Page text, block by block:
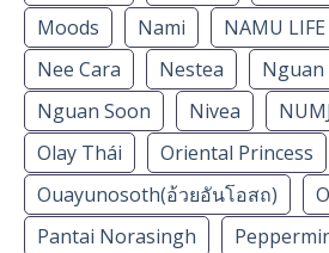
Moods
Nami NAMU LIFE
Nee Cara
Nestea
Nguan
Nguan Soon
Nivea
Olay Thái
Oriental Princess
Ouayunosoth(อ้วยอันโอสถ)
Pantai Norasingh